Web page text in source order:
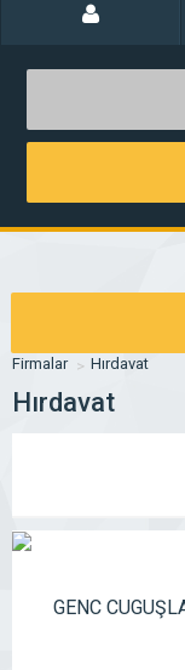
Firmalar Hırdavat
Hırdavat